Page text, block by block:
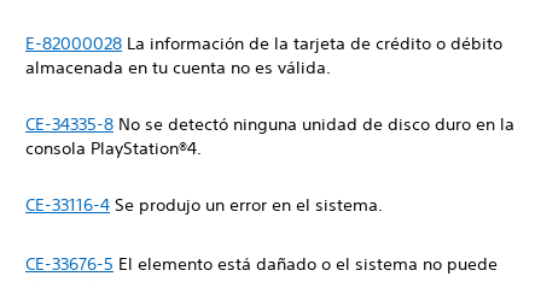
E-82000028 La información de la tarjeta de crédito o débito
almacenada en tu cuenta no es válida.
CE-34335-8 No se detectó ninguna unidad de disco duro en la
consola PlayStation®4.
CE-33116-4 Se produjo un error en el sistema.
CE-33676-5 El elemento está dañado o el sistema no puede